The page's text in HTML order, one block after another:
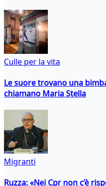
Culle per la vita
Le suore trovano una
chiamano Maria Stella
Migranti
Ruzza: «Nei Cpr non c’è